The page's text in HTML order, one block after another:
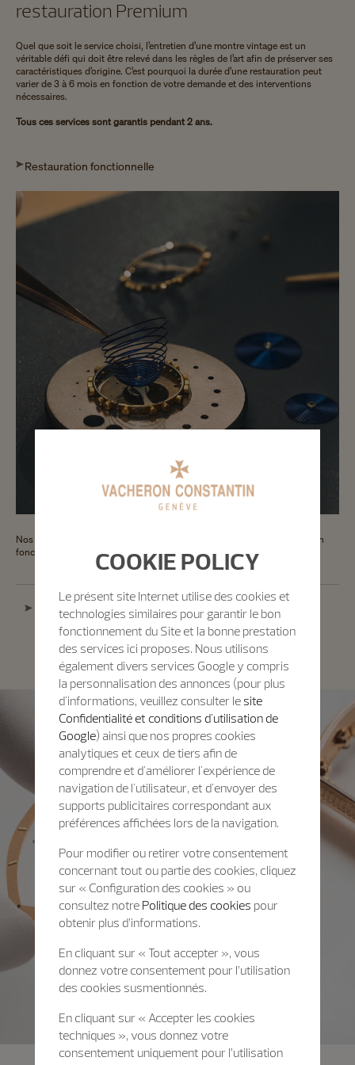
restauration Premium
Quel que soit le service choisi, l’entretien d’une montre vintage est un
véritable défi qui doit être relevé dans les règles de l’art afin de préserver ses
caractéristiques d’origine. C’est pourquoi la durée d’une restauration peut
varier de 3 à 6 mois en fonction de votre demande et des interventions
nécessaires.
Tous ces services sont garantis pendant 2 ans.
Restauration fonctionnelle
Nos maîtres horlogers effectuent les interventions indispensables au bon
fonctionnement de votre montre, tout en préservant la patine du temps.
Restauration premium
COOKIE POLICY
Le présent site Internet utilise des cookies et
technologies similaires pour garantir le bon
fonctionnement du Site et la bonne prestation
des services ici proposes. Nous utilisons
également divers services Google y compris
la personnalisation des annonces (pour plus
d'informations, veuillez consulter le site
Confidentialité et conditions d'utilisation de
Google) ainsi que nos propres cookies
analytiques et ceux de tiers afin de
comprendre et d'améliorer l'expérience de
navigation de l'utilisateur, et d'envoyer des
supports publicitaires correspondant aux
préférences affichées lors de la navigation.
Pour modifier ou retirer votre consentement
concernant tout ou partie des cookies, cliquez
sur « Configuration des cookies » ou
consultez notre Politique des cookies pour
obtenir plus d’informations.
En cliquant sur « Tout accepter », vous
donnez votre consentement pour l’utilisation
des cookies susmentionnés.
En cliquant sur « Accepter les cookies
techniques », vous donnez votre
consentement uniquement pour l’utilisation